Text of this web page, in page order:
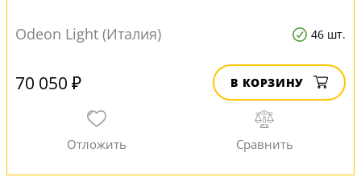
Odeon Light (Италия) 46 шт.
70 050 ₽ В КОРЗИНУ